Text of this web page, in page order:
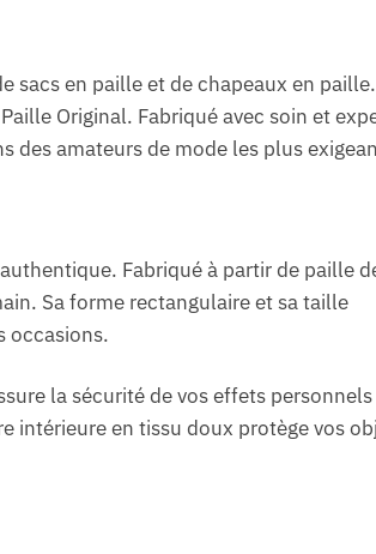
sacs en paille et de chapeaux en
Original. Fabriqué avec soin et
des amateurs de mode les plus
Fabriqué à partir de paille
Sa forme rectangulaire et sa taille
occasions.
la sécurité de vos effets
intérieure en tissu doux protège vos